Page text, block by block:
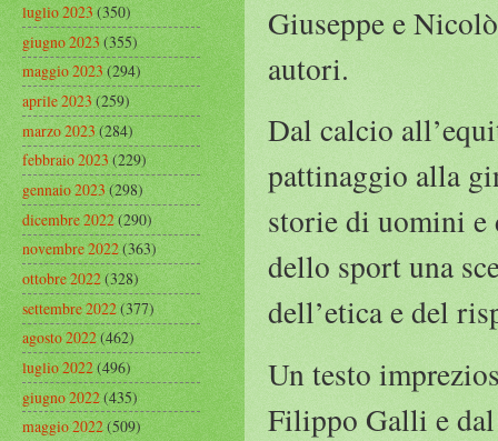
Giuseppe e
autori.
Dal calcio
pattinaggio alla
storie di uomini e
dello sport una
dell’etica e del
Un testo
Filippo Galli e
luglio 2023(350)
giugno 2023(355)
maggio 2023(294)
aprile 2023(259)
marzo 2023(284)
febbraio 2023(229)
gennaio 2023(298)
dicembre 2022(290)
novembre 2022(363)
ottobre 2022(328)
settembre 2022(377)
agosto 2022(462)
luglio 2022(496)
giugno 2022(435)
maggio 2022(509)